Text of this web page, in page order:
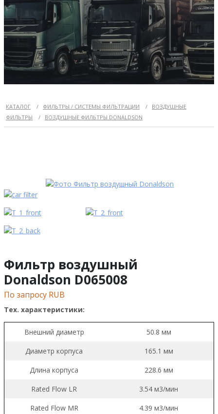
КАТАЛОГ / ФИЛЬТРЫ / СИСТЕМЫ ФИЛЬТРАЦИИ / ВОЗДУШНЫЕ
ФИЛЬТРЫ / ВОЗДУШНЫЕ ФИЛЬТРЫ DONALDSON
Фильтр воздушный
Donaldson D065008
По запросу RUB
Тех. характеристики:
Внешний диаметр 50.8 мм
Диаметр корпуса 165.1 мм
Длина корпуса 228.6 мм
Rated Flow LR 3.54 м3/мин
Rated Flow MR 4.39 м3/мин